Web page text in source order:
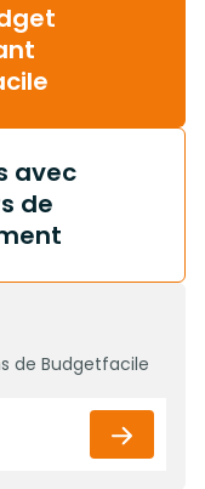
avec
de
de Budgetfacile